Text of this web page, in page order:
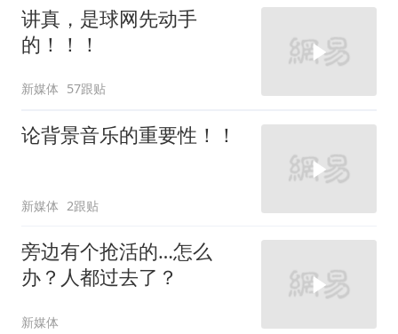
讲真，是球网先动手
的！！！
新媒体 57跟贴
论背景音乐的重要性！！
新媒体 2跟贴
旁边有个抢活的…怎么
办？人都过去了？
新媒体